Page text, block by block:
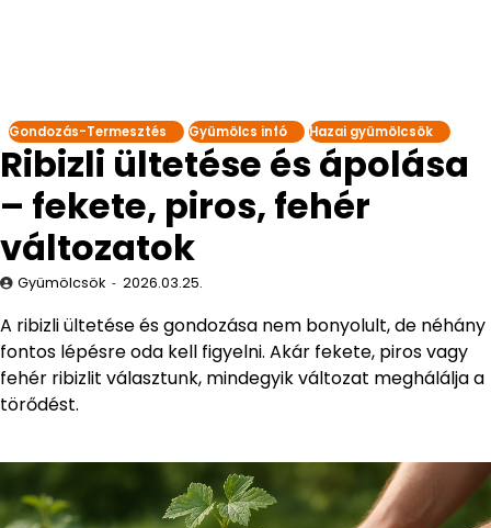
Gondozás-Termesztés Gyümölcs infó Hazai gyümölcsök
Ribizli ültetése és ápolása
– fekete, piros, fehér
változatok
Gyümölcsök 2026.03.25.
A ribizli ültetése és gondozása nem bonyolult, de néhány
fontos lépésre oda kell figyelni. Akár fekete, piros vagy
fehér ribizlit választunk, mindegyik változat meghálálja a
törődést.